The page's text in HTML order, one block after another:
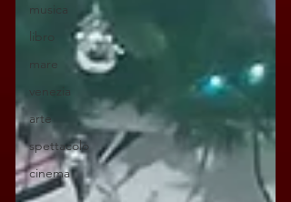
musica
libro
mare
venezia
arte
spettacolo
cinema